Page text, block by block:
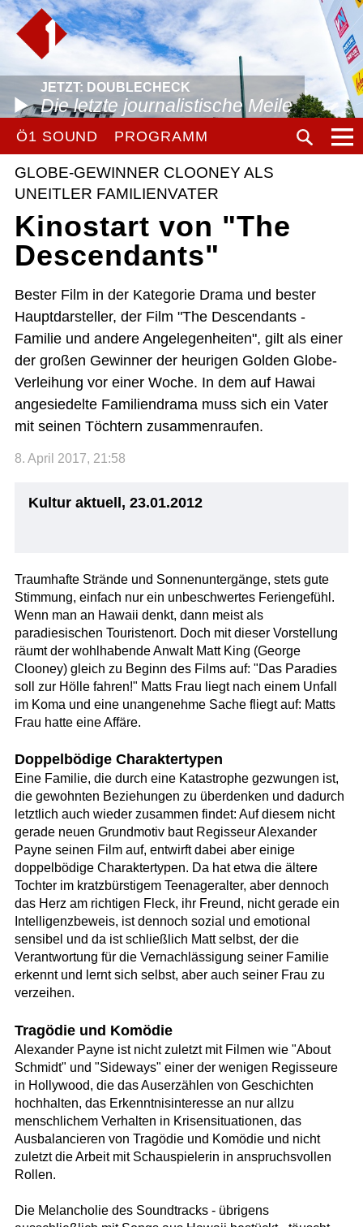
JETZT: DOUBLECHECK
Die letzte journalistische Meile
Ö1 SOUND PROGRAMM
GLOBE-GEWINNER CLOONEY ALS
UNEITLER FAMILIENVATER
Kinostart von "The
Descendants"
Bester Film in der Kategorie Drama und bester
Hauptdarsteller, der Film "The Descendants -
Familie und andere Angelegenheiten", gilt als einer
der großen Gewinner der heurigen Golden Globe-
Verleihung vor einer Woche. In dem auf Hawai
angesiedelte Familiendrama muss sich ein Vater
mit seinen Töchtern zusammenraufen.
8. April 2017, 21:58
Kultur aktuell, 23.01.2012
Traumhafte Strände und Sonnenuntergänge, stets gute
Stimmung, einfach nur ein unbeschwertes Feriengefühl.
Wenn man an Hawaii denkt, dann meist als
paradiesischen Touristenort. Doch mit dieser Vorstellung
räumt der wohlhabende Anwalt Matt King (George
Clooney) gleich zu Beginn des Films auf: "Das Paradies
soll zur Hölle fahren!" Matts Frau liegt nach einem Unfall
im Koma und eine unangenehme Sache fliegt auf: Matts
Frau hatte eine Affäre.
Doppelbödige Charaktertypen
Eine Familie, die durch eine Katastrophe gezwungen ist,
die gewohnten Beziehungen zu überdenken und dadurch
letztlich auch wieder zusammen findet: Auf diesem nicht
gerade neuen Grundmotiv baut Regisseur Alexander
Payne seinen Film auf, entwirft dabei aber einige
doppelbödige Charaktertypen. Da hat etwa die ältere
Tochter im kratzbürstigem Teenageralter, aber dennoch
das Herz am richtigen Fleck, ihr Freund, nicht gerade ein
Intelligenzbeweis, ist dennoch sozial und emotional
sensibel und da ist schließlich Matt selbst, der die
Verantwortung für die Vernachlässigung seiner Familie
erkennt und lernt sich selbst, aber auch seiner Frau zu
verzeihen.
Tragödie und Komödie
Alexander Payne ist nicht zuletzt mit Filmen wie "About
Schmidt" und "Sideways" einer der wenigen Regisseure
in Hollywood, die das Auserzählen von Geschichten
hochhalten, das Erkenntnisinteresse an nur allzu
menschlichem Verhalten in Krisensituationen, das
Ausbalancieren von Tragödie und Komödie und nicht
zuletzt die Arbeit mit Schauspielerin in anspruchsvollen
Rollen.
Die Melancholie des Soundtracks - übrigens